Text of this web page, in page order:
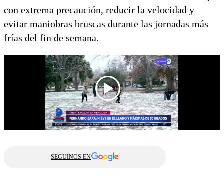
con extrema precaución, reducir la velocidad y
evitar maniobras bruscas durante las jornadas más
frías del fin de semana.
SEGUINOS EN